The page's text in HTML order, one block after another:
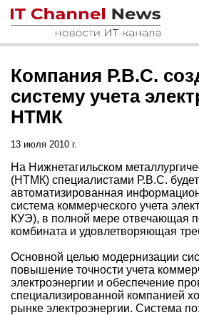
Компания Р.В.С.
систему учета
НТМК
13 июля 2010 г.
На Нижнетагильском
(НТМК) специалистами Р.В.С.
автоматизированная
система коммерческого учета
КУЭ), в полной мере отвечающая
комбината и удовлетворяющая
Основной целью модернизации
повышение точности учета
электроэнергии и обеспечение
специализированной компанией
рынке электроэнергии. Система